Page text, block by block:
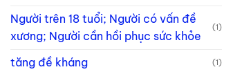
Người trên 18 tuổi; Người có vấn đề
xương; Người cần hồi phục sức khỏe
(1)
tăng đề kháng (1)